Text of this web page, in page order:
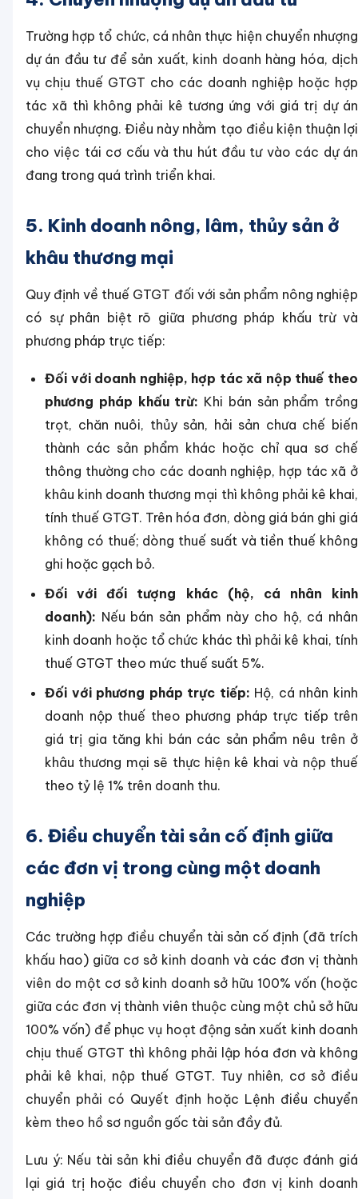
Trường hợp tổ chức, cá nhân thực hiện chuyển nhượng
dự án đầu tư để sản xuất, kinh doanh hàng hóa, dịch
vụ chịu thuế GTGT cho các doanh nghiệp hoặc hợp
tác xã thì không phải kê tương ứng với giá trị dự án
chuyển nhượng. Điều này nhằm tạo điều kiện thuận lợi
cho việc tái cơ cấu và thu hút đầu tư vào các dự án
đang trong quá trình triển khai.
5. Kinh doanh nông, lâm, thủy sản ở
khâu thương mại
Quy định về thuế GTGT đối với sản phẩm nông nghiệp
có sự phân biệt rõ giữa phương pháp khấu trừ và
phương pháp trực tiếp:
Đối với doanh nghiệp, hợp tác xã nộp thuế theo
phương pháp khấu trừ: Khi bán sản phẩm trồng
trọt, chăn nuôi, thủy sản, hải sản chưa chế biến
thành các sản phẩm khác hoặc chỉ qua sơ chế
thông thường cho các doanh nghiệp, hợp tác xã ở
khâu kinh doanh thương mại thì không phải kê khai,
tính thuế GTGT. Trên hóa đơn, dòng giá bán ghi giá
không có thuế; dòng thuế suất và tiền thuế không
ghi hoặc gạch bỏ.
Đối với đối tượng khác (hộ, cá nhân kinh
doanh): Nếu bán sản phẩm này cho hộ, cá nhân
kinh doanh hoặc tổ chức khác thì phải kê khai, tính
thuế GTGT theo mức thuế suất 5%.
Đối với phương pháp trực tiếp: Hộ, cá nhân kinh
doanh nộp thuế theo phương pháp trực tiếp trên
giá trị gia tăng khi bán các sản phẩm nêu trên ở
khâu thương mại sẽ thực hiện kê khai và nộp thuế
theo tỷ lệ 1% trên doanh thu.
6. Điều chuyển tài sản cố định giữa
các đơn vị trong cùng một doanh
nghiệp
Các trường hợp điều chuyển tài sản cố định (đã trích
khấu hao) giữa cơ sở kinh doanh và các đơn vị thành
viên do một cơ sở kinh doanh sở hữu 100% vốn (hoặc
giữa các đơn vị thành viên thuộc cùng một chủ sở hữu
100% vốn) để phục vụ hoạt động sản xuất kinh doanh
chịu thuế GTGT thì không phải lập hóa đơn và không
phải kê khai, nộp thuế GTGT. Tuy nhiên, cơ sở điều
chuyển phải có Quyết định hoặc Lệnh điều chuyển
kèm theo hồ sơ nguồn gốc tài sản đầy đủ.
Lưu ý: Nếu tài sản khi điều chuyển đã được đánh giá
lại giá trị hoặc điều chuyển cho đơn vị kinh doanh